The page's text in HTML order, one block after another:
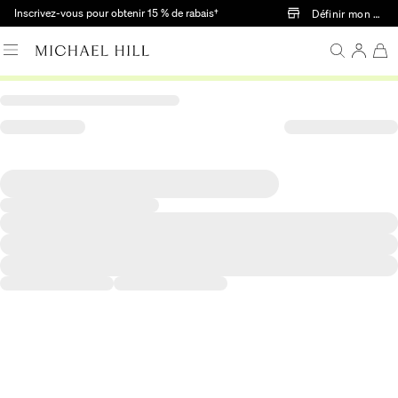
Passer au contenu principal
Inscrivez-vous pour obtenir 15 % de rabais† Définir mon